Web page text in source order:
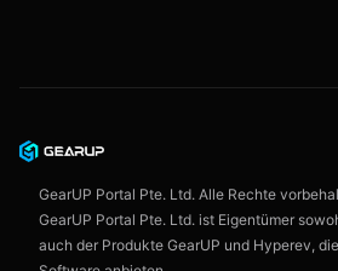
Nutzungsbedingungen
GearUP Portal Pte. Ltd. Alle Rechte
GearUP Portal Pte. Ltd. ist Eigentümer
auch der Produkte GearUP und Hyperev,